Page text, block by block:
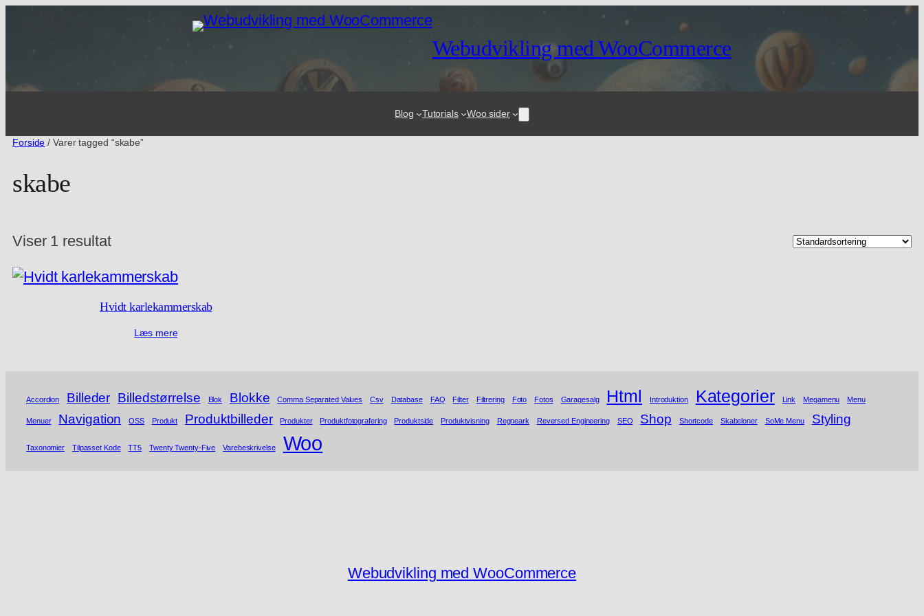
Webudvikling med WooCommerce
Blog Tutorials Woo sider
Forside / Varer tagged “skabe”
skabe
Viser 1 resultat
Hvidt karlekammerskab
Læs mere
Accordion Billeder Billedstørrelse Blok Blokke Comma Separated Values Csv Database FAQ Filter Filtrering Foto Fotos Garagesalg Html Introduktion Kategorier Link Megamenu Menu
Menuer Navigation OSS Produkt Produktbilleder Produkter Produktfotografering Produktside Produktvisning Regneark Reversed Engineering SEO Shop Shortcode Skabeloner SoMe Menu Styling
Taxonomier Tilpasset Kode TT5 Twenty Twenty-Five Varebeskrivelse Woo
Webudvikling med WooCommerce